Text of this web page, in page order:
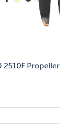
2510F Propeller